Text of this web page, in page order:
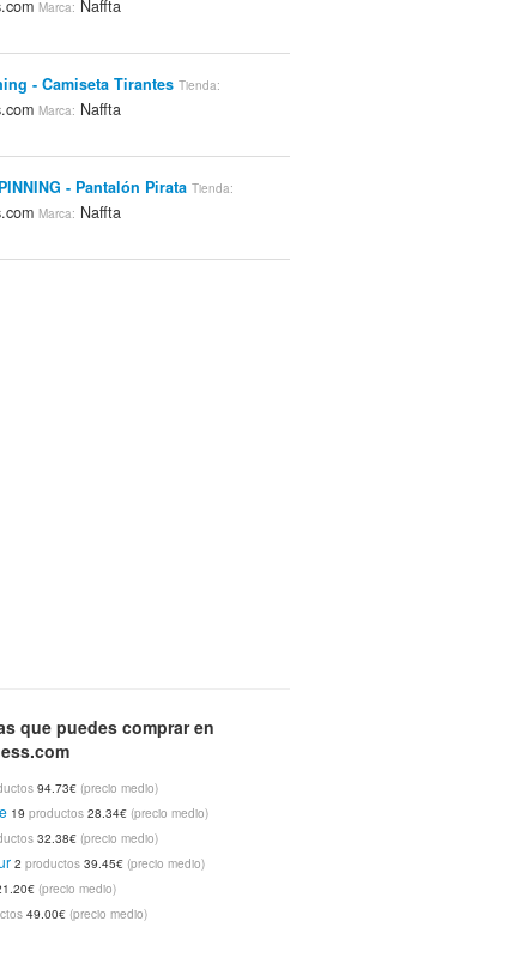
Marca: Naffta
- Camiseta Tirantes Tienda:
Marca: Naffta
- Pantalón Pirata Tienda:
Marca: Naffta
que puedes comprar en
94.73€ (precio medio)
19productos 28.34€ (precio medio)
32.38€ (precio medio)
2productos 39.45€ (precio medio)
(precio medio)
49.00€ (precio medio)